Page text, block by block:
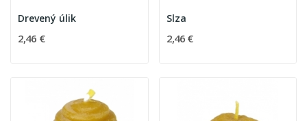
Drevený úlik
2,46 €
Slza
2,46 €